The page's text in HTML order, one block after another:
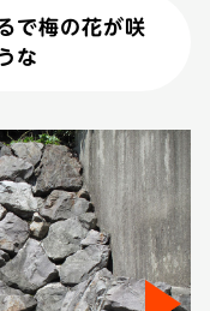
で梅の花が咲
な